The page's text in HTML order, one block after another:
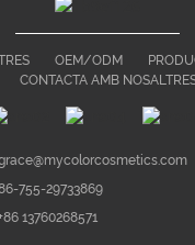
OEM/ODM
CONTACTA AMB
755-29733869
13760268571